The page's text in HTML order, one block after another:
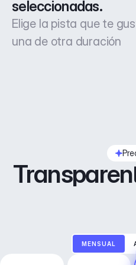
seleccionadas.
Elige la pista que te
una de otra duración
MENSUAL